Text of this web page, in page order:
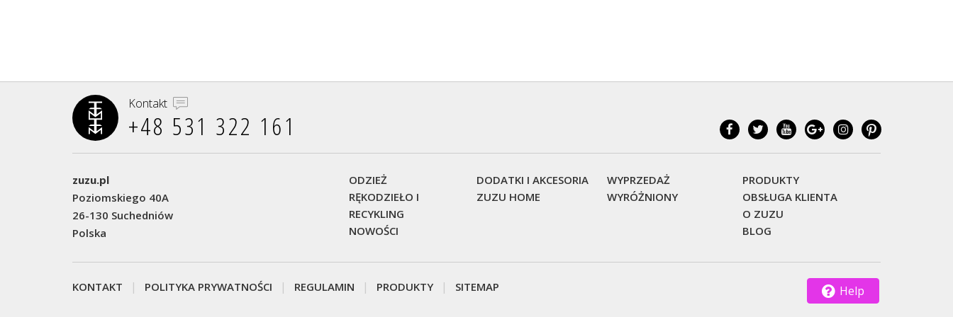
Kontakt
+48 531 322 161‬
zuzu.pl
Poziomskiego 40A
26-130 Suchedniów
Polska
ODZIEŻ
DODATKI I AKCESORIA
RĘKODZIEŁO I
RECYKLING
ZUZU HOME
NOWOŚCI
WYPRZEDAŻ
WYRÓŻNIONY
PRODUKTY
OBSŁUGA KLIENTA
O ZUZU
BLOG
Help
KONTAKT POLITYKA PRYWATNOŚCI REGULAMIN PRODUKTY SITEMAP